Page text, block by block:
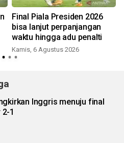
Final Piala Presiden 2026
bisa lanjut perpanjangan
waktu hingga adu penalti
Kamis, 6 Agustus 2026
Inggris menuju final
1